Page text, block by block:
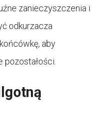
zanieczyszczenia i
odkurzacza
aby
pozostałości.